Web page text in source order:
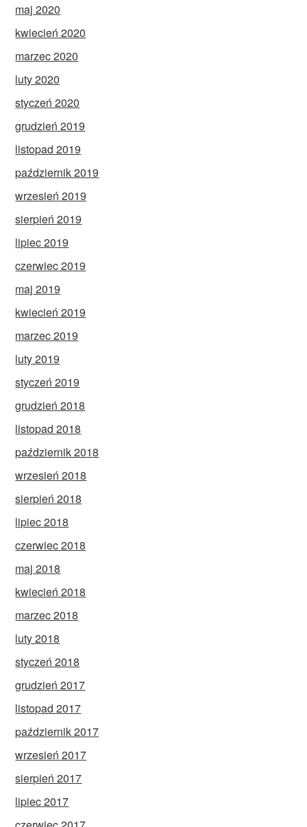
maj 2020
kwiecień 2020
marzec 2020
luty 2020
styczeń 2020
grudzień 2019
listopad 2019
październik 2019
wrzesień 2019
sierpień 2019
lipiec 2019
czerwiec 2019
maj 2019
kwiecień 2019
marzec 2019
luty 2019
styczeń 2019
grudzień 2018
listopad 2018
październik 2018
wrzesień 2018
sierpień 2018
lipiec 2018
czerwiec 2018
maj 2018
kwiecień 2018
marzec 2018
luty 2018
styczeń 2018
grudzień 2017
listopad 2017
październik 2017
wrzesień 2017
sierpień 2017
lipiec 2017